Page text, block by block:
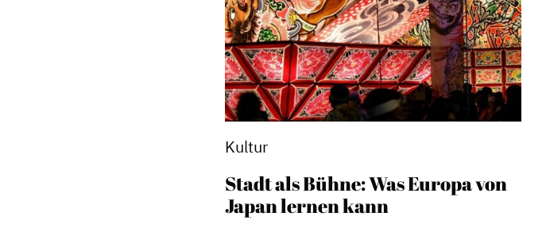
Kultur
Stadt als Bühne: Was Europa von
Japan lernen kann